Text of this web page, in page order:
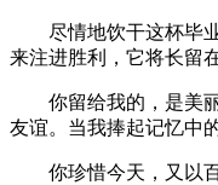
尽情地饮干这杯毕业
来注进胜利，它将长留
你留给我的，是美丽
友谊。当我捧起记忆中
你珍惜今天，又以百